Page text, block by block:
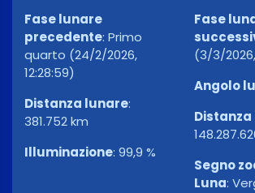
Fase lunare
precedente: Primo
quarto (24/2/2026,
12:28:59)
Distanza lunare:
381.752 km
Illuminazione: 99,9 %
Fase
(3/3/2026,
Angolo
Segno
Luna: